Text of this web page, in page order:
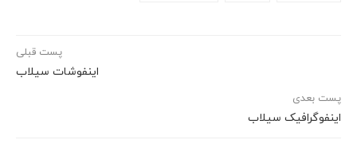
پست قبلی
اینفوشات سیلاب
پست بعدی
اینفوگرافیک سیلاب